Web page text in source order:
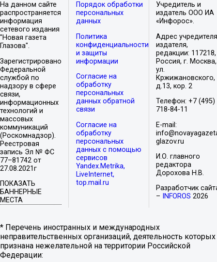
На данном сайте
распространяется
информация
сетевого издания
"Новая газета
Глазова".
Зарегистрировано
Федеральной
службой по
надзору в сфере
связи,
информационных
технологий и
массовых
коммуникаций
(Роскомнадзор).
Реестровая
запись Эл № ФС
77–81742 от
27.08.2021г
ПОКАЗАТЬ
БАННЕРНЫЕ
МЕСТА
Порядок обработки
персональных
данных
Политика
конфиденциальности
и защиты
информации
Согласие на
обработку
персональных
данных обратной
связи
Согласие на
обработку
персональных
данных с помощью
сервисов
Yandex.Metrika,
LiveInternet,
top.mail.ru
Учредитель и
издатель ООО ИА
«Инфорос».
Адрес
издателя,
редакции: 117218,
Россия, г. Москва,
ул.
Кржижановского,
д.13, кор. 2
Телефон: +7 (495)
718-84-11
E-mail:
glazov.ru
И.О. главного
редактора
Дорохова Н.В.
Разработчик
–
INFOROS 2026
* Перечень иностранных и международных
неправительственных организаций, деятельность которых
признана нежелательной на территории Российской
Федерации: